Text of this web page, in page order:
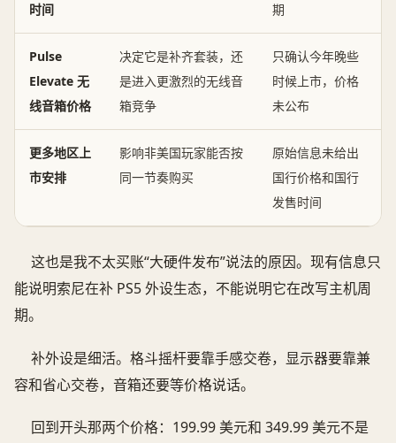
时间
期
Pulse
Elevate 无
线音箱价格
决定它是补齐套装，还
是进入更激烈的无线音
箱竞争
只确认今年晚些
时候上市，价格
未公布
更多地区上
市安排
影响非美国玩家能否按
同一节奏购买
原始信息未给出
国行价格和国行
发售时间
这也是我不太买账“大硬件发布”说法的原因。现有信息只
能说明索尼在补 PS5 外设生态，不能说明它在改写主机周
期。
补外设是细活。格斗摇杆要靠手感交卷，显示器要靠兼
容和省心交卷，音箱还要等价格说话。
回到开头那两个价格：199.99 美元和 349.99 美元不是